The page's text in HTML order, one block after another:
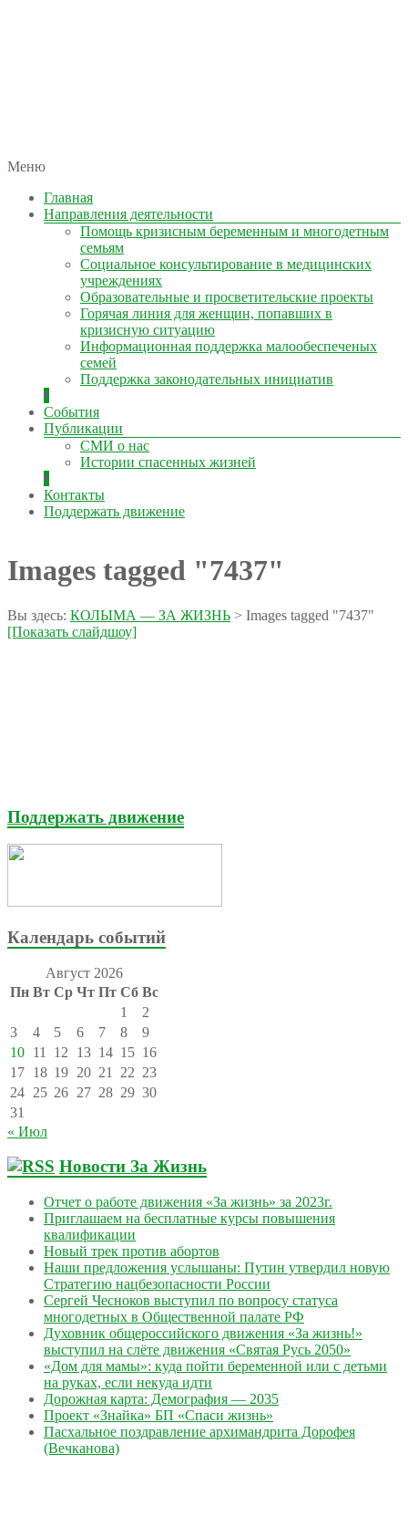
КОЛЫМА — ЗА ЖИЗНЬ
автономная некоммерческая организация
Меню
Главная
Направления деятельности
Помощь кризисным беременным и многодетным
семьям
Социальное консультирование в медицинских
учреждениях
Образовательные и просветительские проекты
Горячая линия для женщин, попавших в
кризисную ситуацию
Информационная поддержка малообеспеченых
семей
Поддержка законодательных инициатив
События
Публикации
СМИ о нас
Истории спасенных жизней
Контакты
Поддержать движение
Images tagged "7437"
Вы здесь: КОЛЫМА — ЗА ЖИЗНЬ > Images tagged "7437"
[Показать слайдшоу]
Поддержать движение
Календарь событий
Август 2026
Пн Вт Ср Чт Пт Сб Вс
1
2
3
4 5 6 7 8
9
10 11 12 13 14 15 16
17 18 19 20 21 22 23
24 25 26 27 28 29 30
31
« Июл
Новости За Жизнь
Отчет о работе движения «За жизнь» за 2023г.
Приглашаем на бесплатные курсы повышения
квалификации
Новый трек против абортов
Наши предложения услышаны: Путин утвердил новую
Стратегию нацбезопасности России
Сергей Чесноков выступил по вопросу статуса
многодетных в Общественной палате РФ
Духовник общероссийского движения «За жизнь!»
выступил на слёте движения «Святая Русь 2050»
«Дом для мамы»: куда пойти беременной или с детьми
на руках, если некуда идти
Дорожная карта: Демография — 2035
Проект «Знайка» БП «Спаси жизнь»
Пасхальное поздравление архимандрита Дорофея
(Вечканова)